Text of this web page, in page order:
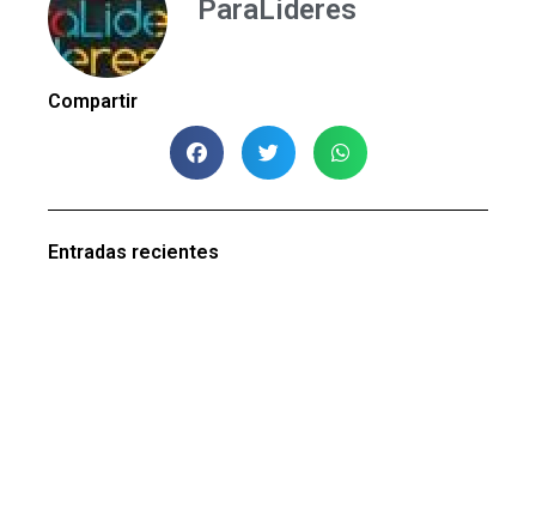
ParaLideres
Compartir
Entradas recientes